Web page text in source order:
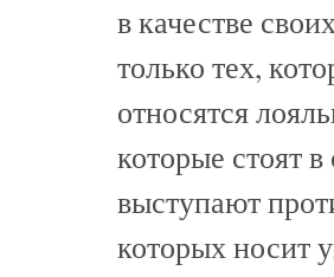
в качестве
только тех,
относятся
которые стоят
выступают
которых носит